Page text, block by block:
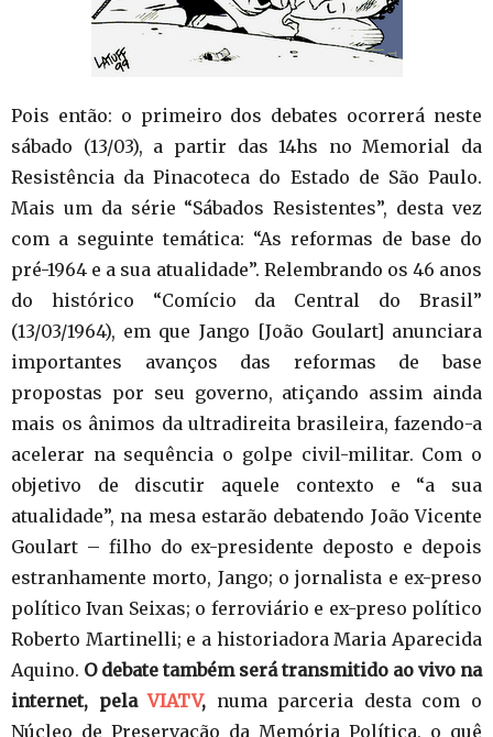
Pois então: o primeiro dos debates ocorrerá neste
sábado (13/03), a partir das 14hs no Memorial da
Resistência da Pinacoteca do Estado de São Paulo.
Mais um da série “Sábados Resistentes”, desta vez
com a seguinte temática: “As reformas de base do
pré-1964 e a sua atualidade”. Relembrando os 46 anos
do histórico “Comício da Central do Brasil”
(13/03/1964), em que Jango [João Goulart] anunciara
importantes avanços das reformas de base
propostas por seu governo, atiçando assim ainda
mais os ânimos da ultradireita brasileira, fazendo-a
acelerar na sequência o golpe civil-militar. Com o
objetivo de discutir aquele contexto e “a sua
atualidade”, na mesa estarão debatendo João Vicente
Goulart – filho do ex-presidente deposto e depois
estranhamente morto, Jango; o jornalista e ex-preso
político Ivan Seixas; o ferroviário e ex-preso político
Roberto Martinelli; e a historiadora Maria Aparecida
Aquino. O debate também será transmitido ao vivo na
internet, pelaVIATV, numa parceria desta com o
Núcleo de Preservação da Memória Política, o quê